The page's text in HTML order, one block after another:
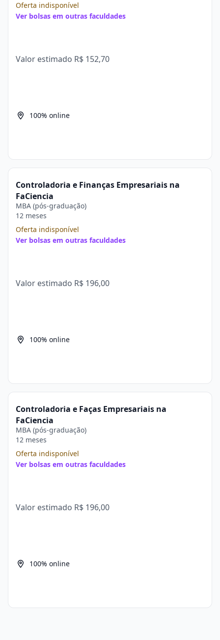
Oferta indisponível
Ver bolsas em outras faculdades
Valor estimado R$ 152,70
100% online
Controladoria e Finanças Empresariais na
FaCiencia
MBA (pós-graduação)
12 meses
Oferta indisponível
Ver bolsas em outras faculdades
Valor estimado R$ 196,00
100% online
Controladoria e Faças Empresariais na
FaCiencia
MBA (pós-graduação)
12 meses
Oferta indisponível
Ver bolsas em outras faculdades
Valor estimado R$ 196,00
100% online